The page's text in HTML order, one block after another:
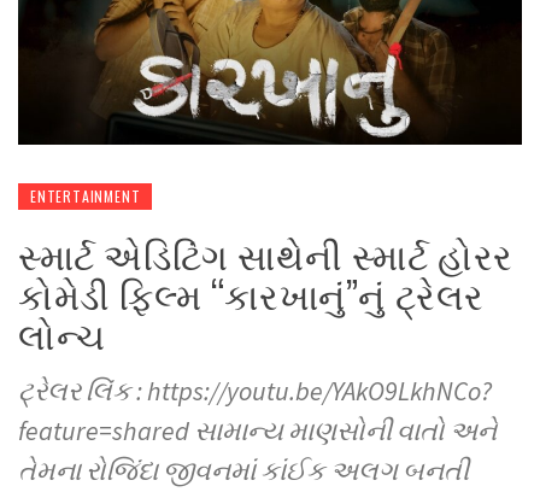
ENTERTAINMENT
સ્માર્ટ એડિટિંગ સાથેની સ્માર્ટ હોરર
કોમેડી ફિલ્મ “કારખાનું”નું ટ્રેલર
લોન્ચ
ટ્રેલર લિંક : https://youtu.be/YAkO9LkhNCo?
feature=shared સામાન્ય માણસોની વાતો અને
તેમના રોજિંદા જીવનમાં કાંઈક અલગ બનતી